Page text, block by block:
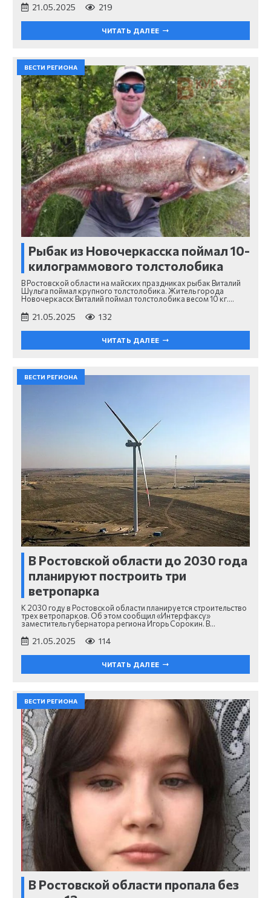
21.05.2025 219
ЧИТАТЬ ДАЛЕЕ
ВЕСТИ РЕГИОНА
Рыбак из Новочеркасска поймал 10-
килограммового толстолобика
В Ростовской области на майских праздниках рыбак Виталий
Шульга поймал крупного толстолобика. Житель города
Новочеркасск Виталий поймал толстолобика весом 10 кг.…
21.05.2025 132
ЧИТАТЬ ДАЛЕЕ
ВЕСТИ РЕГИОНА
В Ростовской области до 2030 года
планируют построить три
ветропарка
К 2030 году в Ростовской области планируется строительство
трех ветропарков. Об этом сообщил «Интерфаксу»
заместитель губернатора региона Игорь Сорокин. В…
21.05.2025 114
ЧИТАТЬ ДАЛЕЕ
ВЕСТИ РЕГИОНА
В Ростовской области пропала без